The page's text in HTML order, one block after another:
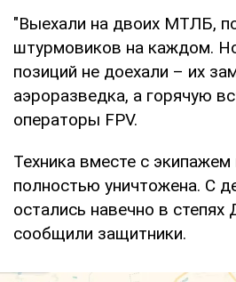
"Выехали на двоих МТЛБ,
штурмовиков на каждом.
позиций не доехали – их
аэроразведка, а горячую
операторы FPV.
Техника вместе с
полностью уничтожена. С
остались навечно в степях
сообщили защитники.